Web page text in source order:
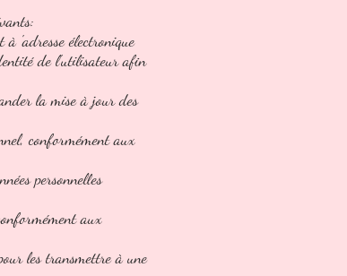
'adresse électronique
de l'utilisateur afin
la mise à jour des
conformément aux
personnelles
aux
les transmettre à une